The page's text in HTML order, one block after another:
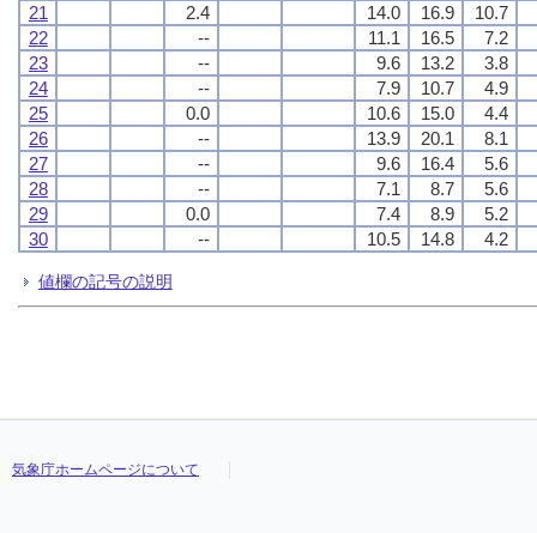
21
2.4 14.0 16.9
10.7
22
-- 11.1 16.5
7.2
23
-- 9.6 13.2
3.8
24
-- 7.9 10.7
4.9
25
0.0 10.6 15.0
4.4
26
-- 13.9 20.1
8.1
27
-- 9.6 16.4
5.6
28
-- 7.1 8.7
5.6
29
0.0 7.4 8.9
5.2
30
-- 10.5 14.8 4.2
値欄の記号の説明
気象庁ホームページについて